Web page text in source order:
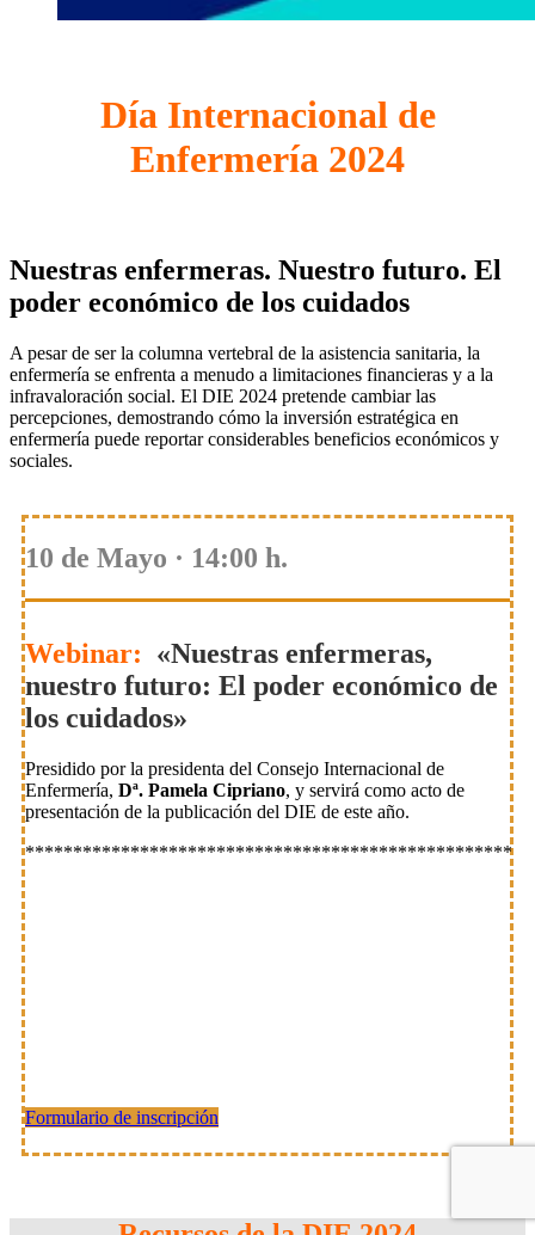
Día Internacional de
Enfermería 2024
Nuestras enfermeras. Nuestro futuro. El
poder económico de los cuidados
A pesar de ser la columna vertebral de la asistencia sanitaria, la
enfermería se enfrenta a menudo a limitaciones financieras y a la
infravaloración social. El DIE 2024 pretende cambiar las
percepciones, demostrando cómo la inversión estratégica en
enfermería puede reportar considerables beneficios económicos y
sociales.
10 de Mayo · 14:00 h.
Webinar: «Nuestras enfermeras,
nuestro futuro: El poder económico de
los cuidados»
Presidido por la presidenta del Consejo Internacional de
Enfermería, Dª. Pamela Cipriano, y servirá como acto de
presentación de la publicación del DIE de este año.
***************************************************
Formulario de inscripción